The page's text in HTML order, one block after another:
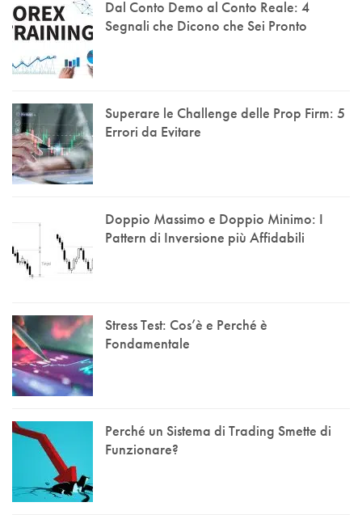
Dal Conto Demo al Conto Reale: 4
Segnali che Dicono che Sei Pronto
Superare le Challenge delle Prop Firm: 5
Errori da Evitare
Doppio Massimo e Doppio Minimo: I
Pattern di Inversione più Affidabili
Stress Test: Cos’è e Perché è
Fondamentale
Perché un Sistema di Trading Smette di
Funzionare?